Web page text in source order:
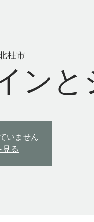
杜市
ンと
いません
見る